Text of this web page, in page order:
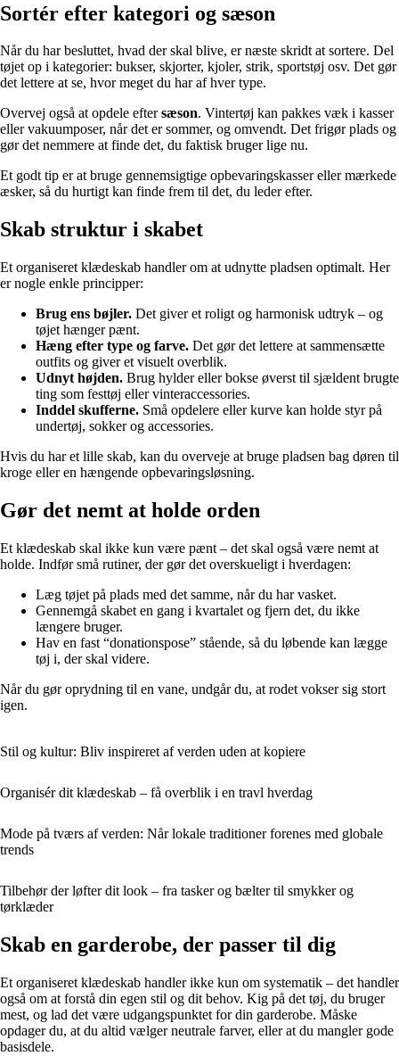
Sortér efter kategori og sæson
Når du har besluttet, hvad der skal blive, er næste skridt at sortere. Del
tøjet op i kategorier: bukser, skjorter, kjoler, strik, sportstøj osv. Det gør
det lettere at se, hvor meget du har af hver type.
Overvej også at opdele eftersæson. Vintertøj kan pakkes væk i kasser
eller vakuumposer, når det er sommer, og omvendt. Det frigør plads og
gør det nemmere at finde det, du faktisk bruger lige nu.
Et godt tip er at bruge gennemsigtige opbevaringskasser eller mærkede
æsker, så du hurtigt kan finde frem til det, du leder efter.
Skab struktur i skabet
Et organiseret klædeskab handler om at udnytte pladsen optimalt. Her
er nogle enkle principper:
Brug ens bøjler. Det giver et roligt og harmonisk udtryk – og
tøjet hænger pænt.
Hæng efter type og farve. Det gør det lettere at sammensætte
outfits og giver et visuelt overblik.
Udnyt højden. Brug hylder eller bokse øverst til sjældent brugte
ting som festtøj eller vinteraccessories.
Inddel skufferne. Små opdelere eller kurve kan holde styr på
undertøj, sokker og accessories.
Hvis du har et lille skab, kan du overveje at bruge pladsen bag døren til
kroge eller en hængende opbevaringsløsning.
Gør det nemt at holde orden
Et klædeskab skal ikke kun være pænt – det skal også være nemt at
holde. Indfør små rutiner, der gør det overskueligt i hverdagen:
Læg tøjet på plads med det samme, når du har vasket.
Gennemgå skabet en gang i kvartalet og fjern det, du ikke
længere bruger.
Hav en fast “donationspose” stående, så du løbende kan lægge
tøj i, der skal videre.
Når du gør oprydning til en vane, undgår du, at rodet vokser sig stort
igen.
Stil og kultur: Bliv inspireret af verden uden at kopiere
Organisér dit klædeskab – få overblik i en travl hverdag
Mode på tværs af verden: Når lokale traditioner forenes med globale
trends
Tilbehør der løfter dit look – fra tasker og bælter til smykker og
tørklæder
Skab en garderobe, der passer til dig
Et organiseret klædeskab handler ikke kun om systematik – det handler
også om at forstå din egen stil og dit behov. Kig på det tøj, du bruger
mest, og lad det være udgangspunktet for din garderobe. Måske
opdager du, at du altid vælger neutrale farver, eller at du mangler gode
basisdele.